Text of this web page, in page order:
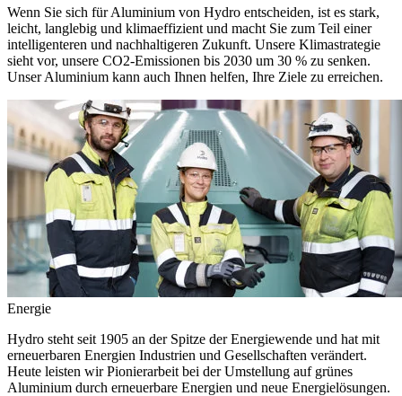
Wenn Sie sich für Aluminium von Hydro entscheiden, ist es stark,
leicht, langlebig und klimaeffizient und macht Sie zum Teil einer
intelligenteren und nachhaltigeren Zukunft. Unsere Klimastrategie
sieht vor, unsere CO2-Emissionen bis 2030 um 30 % zu senken.
Unser Aluminium kann auch Ihnen helfen, Ihre Ziele zu erreichen.
Energie
Hydro steht seit 1905 an der Spitze der Energiewende und hat mit
erneuerbaren Energien Industrien und Gesellschaften verändert.
Heute leisten wir Pionierarbeit bei der Umstellung auf grünes
Aluminium durch erneuerbare Energien und neue Energielösungen.